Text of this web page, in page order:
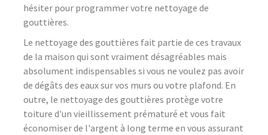
hésiter pour programmer votre nettoyage de
gouttières.
Le nettoyage des gouttières fait partie de ces travaux
de la maison qui sont vraiment désagréables mais
absolument indispensables si vous ne voulez pas avoir
de dégâts des eaux sur vos murs ou votre plafond. En
outre, le nettoyage des gouttières protège votre
toiture d'un vieillissement prématuré et vous fait
économiser de l'argent à long terme en vous assurant